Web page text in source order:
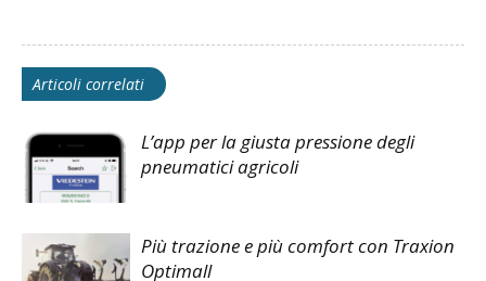
Articoli correlati
L’app per la giusta pressione degli
pneumatici agricoli
Più trazione e più comfort con Traxion
Optimall